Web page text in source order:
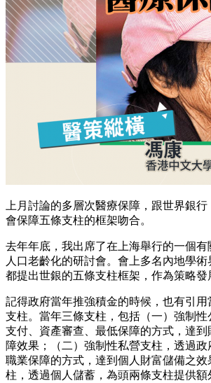
上月討論的多層次醫療保障，跟世界銀
會保障五條支柱的框架吻合。
去年年底，我出席了在上海舉行的一個
人口老齡化的研討會。會上多名內地學術
都提出世銀的五條支柱框架，作為策略發
記得政府當年推強積金的時候，也有引
支柱。當年三條支柱，包括（一）強制
支付、資產審查、最低保障的方式，達
障效果；（二）強制性私營支柱，透過政
職業保障的方式，達到個人財富儲備之效
柱，透過個人儲蓄，為頭兩條支柱提供